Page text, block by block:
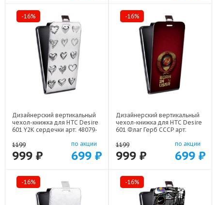
-16%
Дизайнерский вертикальный
чехол-книжка для HTC Desire
601 Y2K сердечки арт: 48079-
1199
999 ₽
по акции
699 ₽
-16%
Дизайнерский вертикальный
чехол-книжка для HTC Desire
601 Флаг Герб СССР арт:
1199
999 ₽
по акции
699 ₽
-16% -16%